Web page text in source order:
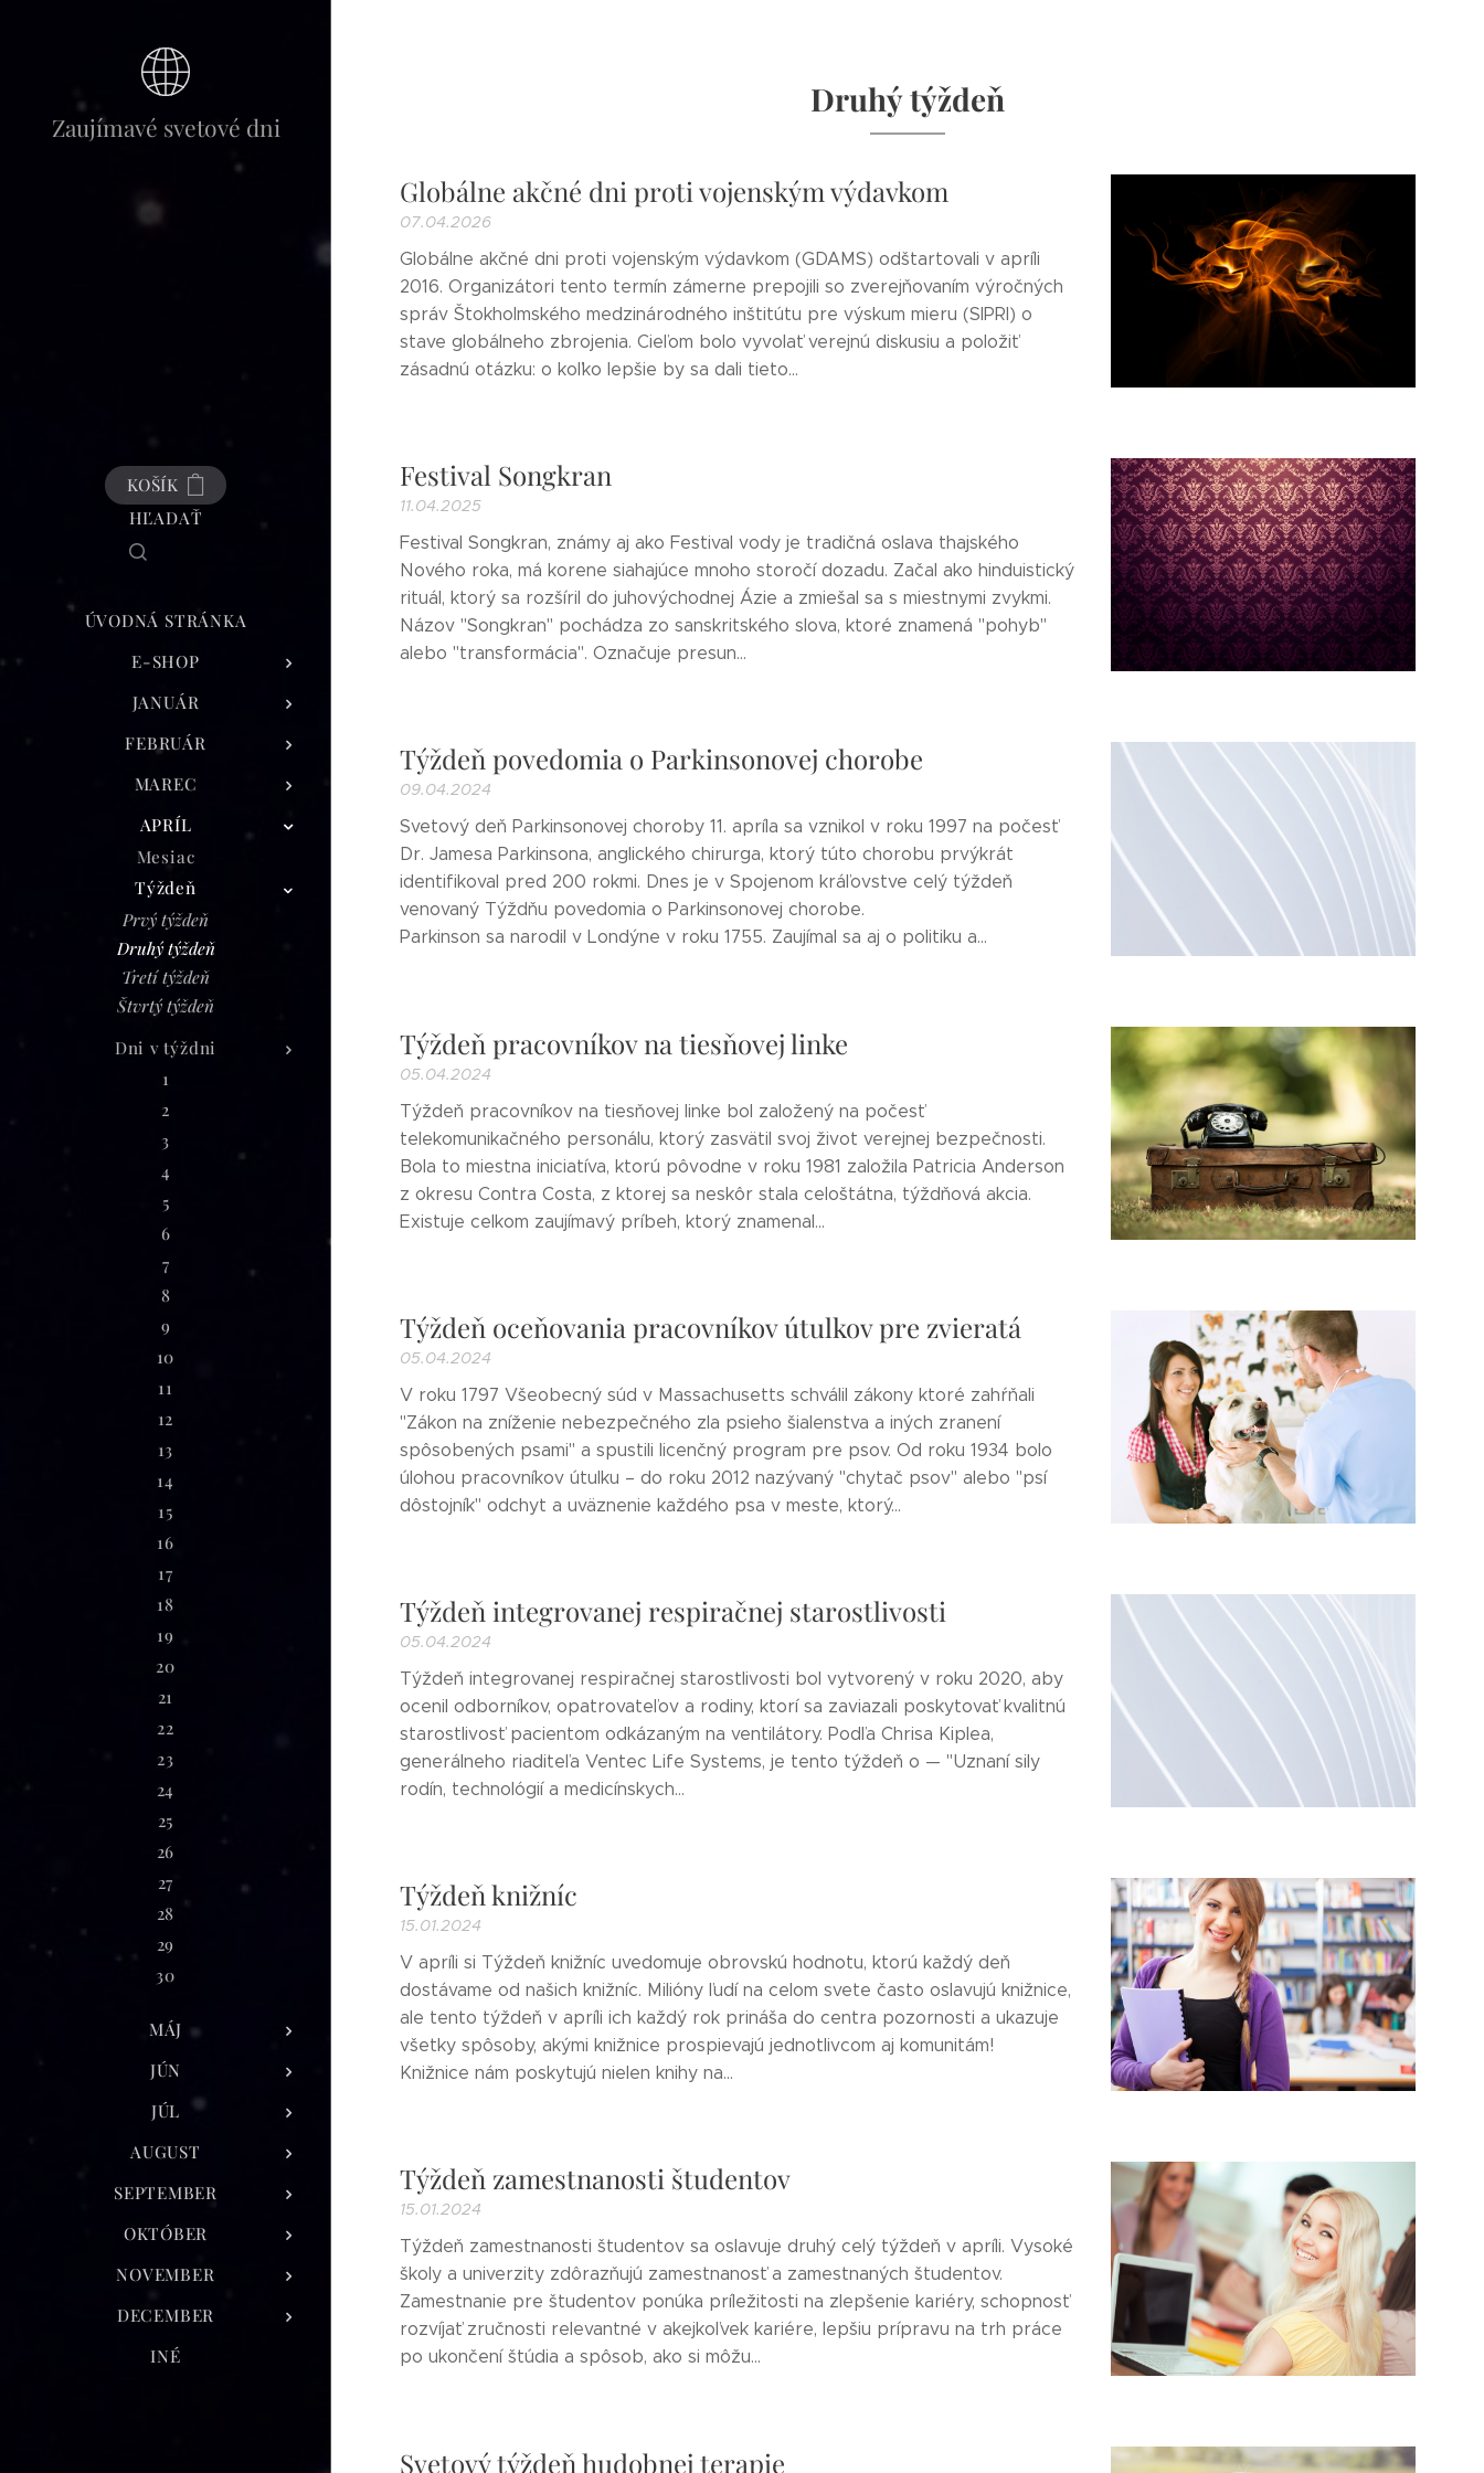
Zaujímavé svetové dni
KOŠÍK
HĽADAŤ
ÚVODNÁ STRÁNKA
E-SHOP
JANUÁR
FEBRUÁR
MAREC
APRÍL
Mesiac
Týždeň
Prvý týždeň
Druhý týždeň
Tretí týždeň
Štvrtý týždeň
Dni v týždni
1
2
3
4
5
6
7
8
9
10
11
12
13
14
15
16
17
18
19
20
21
22
23
24
25
26
27
28
29
30
MÁJ
JÚN
JÚL
AUGUST
SEPTEMBER
OKTÓBER
NOVEMBER
DECEMBER
INÉ
Druhý týždeň
Globálne akčné dni proti vojenským výdavkom
07.04.2026
Globálne akčné dni proti vojenským výdavkom (GDAMS) odštartovali v apríli
2016. Organizátori tento termín zámerne prepojili so zverejňovaním výročných
správ Štokholmského medzinárodného inštitútu pre výskum mieru (SIPRI) o
stave globálneho zbrojenia. Cieľom bolo vyvolať verejnú diskusiu a položiť
zásadnú otázku: o koľko lepšie by sa dali tieto...
Festival Songkran
11.04.2025
Festival Songkran, známy aj ako Festival vody je tradičná oslava thajského
Nového roka, má korene siahajúce mnoho storočí dozadu. Začal ako hinduistický
rituál, ktorý sa rozšíril do juhovýchodnej Ázie a zmiešal sa s miestnymi zvykmi.
Názov "Songkran" pochádza zo sanskritského slova, ktoré znamená "pohyb"
alebo "transformácia". Označuje presun...
Týždeň povedomia o Parkinsonovej chorobe
09.04.2024
Svetový deň Parkinsonovej choroby 11. apríla sa vznikol v roku 1997 na počesť
Dr. Jamesa Parkinsona, anglického chirurga, ktorý túto chorobu prvýkrát
identifikoval pred 200 rokmi. Dnes je v Spojenom kráľovstve celý týždeň
venovaný Týždňu povedomia o Parkinsonovej chorobe.
Parkinson sa narodil v Londýne v roku 1755. Zaujímal sa aj o politiku a...
Týždeň pracovníkov na tiesňovej linke
05.04.2024
Týždeň pracovníkov na tiesňovej linke bol založený na počesť
telekomunikačného personálu, ktorý zasvätil svoj život verejnej bezpečnosti.
Bola to miestna iniciatíva, ktorú pôvodne v roku 1981 založila Patricia Anderson
z okresu Contra Costa, z ktorej sa neskôr stala celoštátna, týždňová akcia.
Existuje celkom zaujímavý príbeh, ktorý znamenal...
Týždeň oceňovania pracovníkov útulkov pre zvieratá
05.04.2024
V roku 1797 Všeobecný súd v Massachusetts schválil zákony ktoré zahŕňali
"Zákon na zníženie nebezpečného zla psieho šialenstva a iných zranení
spôsobených psami" a spustili licenčný program pre psov. Od roku 1934 bolo
úlohou pracovníkov útulku – do roku 2012 nazývaný "chytač psov" alebo "psí
dôstojník" odchyt a uväznenie každého psa v meste, ktorý...
Týždeň integrovanej respiračnej starostlivosti
05.04.2024
Týždeň integrovanej respiračnej starostlivosti bol vytvorený v roku 2020, aby
ocenil odborníkov, opatrovateľov a rodiny, ktorí sa zaviazali poskytovať kvalitnú
starostlivosť pacientom odkázaným na ventilátory. Podľa Chrisa Kiplea,
generálneho riaditeľa Ventec Life Systems, je tento týždeň o — "Uznaní sily
rodín, technológií a medicínskych...
Týždeň knižníc
15.01.2024
V apríli si Týždeň knižníc uvedomuje obrovskú hodnotu, ktorú každý deň
dostávame od našich knižníc. Milióny ľudí na celom svete často oslavujú knižnice,
ale tento týždeň v apríli ich každý rok prináša do centra pozornosti a ukazuje
všetky spôsoby, akými knižnice prospievajú jednotlivcom aj komunitám!
Knižnice nám poskytujú nielen knihy na...
Týždeň zamestnanosti študentov
15.01.2024
Týždeň zamestnanosti študentov sa oslavuje druhý celý týždeň v apríli. Vysoké
školy a univerzity zdôrazňujú zamestnanosť a zamestnaných študentov.
Zamestnanie pre študentov ponúka príležitosti na zlepšenie kariéry, schopnosť
rozvíjať zručnosti relevantné v akejkoľvek kariére, lepšiu prípravu na trh práce
po ukončení štúdia a spôsob, ako si môžu...
Svetový týždeň hudobnej terapie